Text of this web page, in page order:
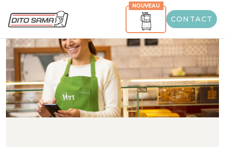
NOUVEAU
CONTACT